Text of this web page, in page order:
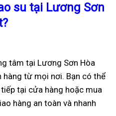
su tại Lương Sơn
tâm tại Lương Sơn Hòa
hàng từ mọi nơi. Bạn có thể
tại cửa hàng hoặc mua
hàng an toàn và nhanh